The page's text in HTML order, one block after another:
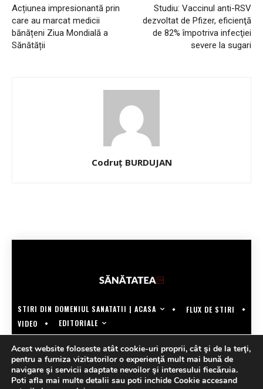
Acțiunea impresionantă prin
care au marcat medicii
bănățeni Ziua Mondială a
Sănătății
Studiu: Vaccinul anti-RSV
dezvoltat de Pfizer, eficienţă
de 82% împotriva infecţiei
severe la sugari
Codruț BURDUJAN
STIRI DIN DOMENIUL SANATATII | ACASA
FLUX DE STIRI
VIDEO
EDITORIALE
Acest website foloseste atât cookie-uri proprii, cât şi de la terţi,
pentru a furniza vizitatorilor o experienţă mult mai bună de
navigare şi servicii adaptate nevoilor şi interesului fiecăruia.
Poti afla mai multe detalii sau poti inchide Cookie accesand